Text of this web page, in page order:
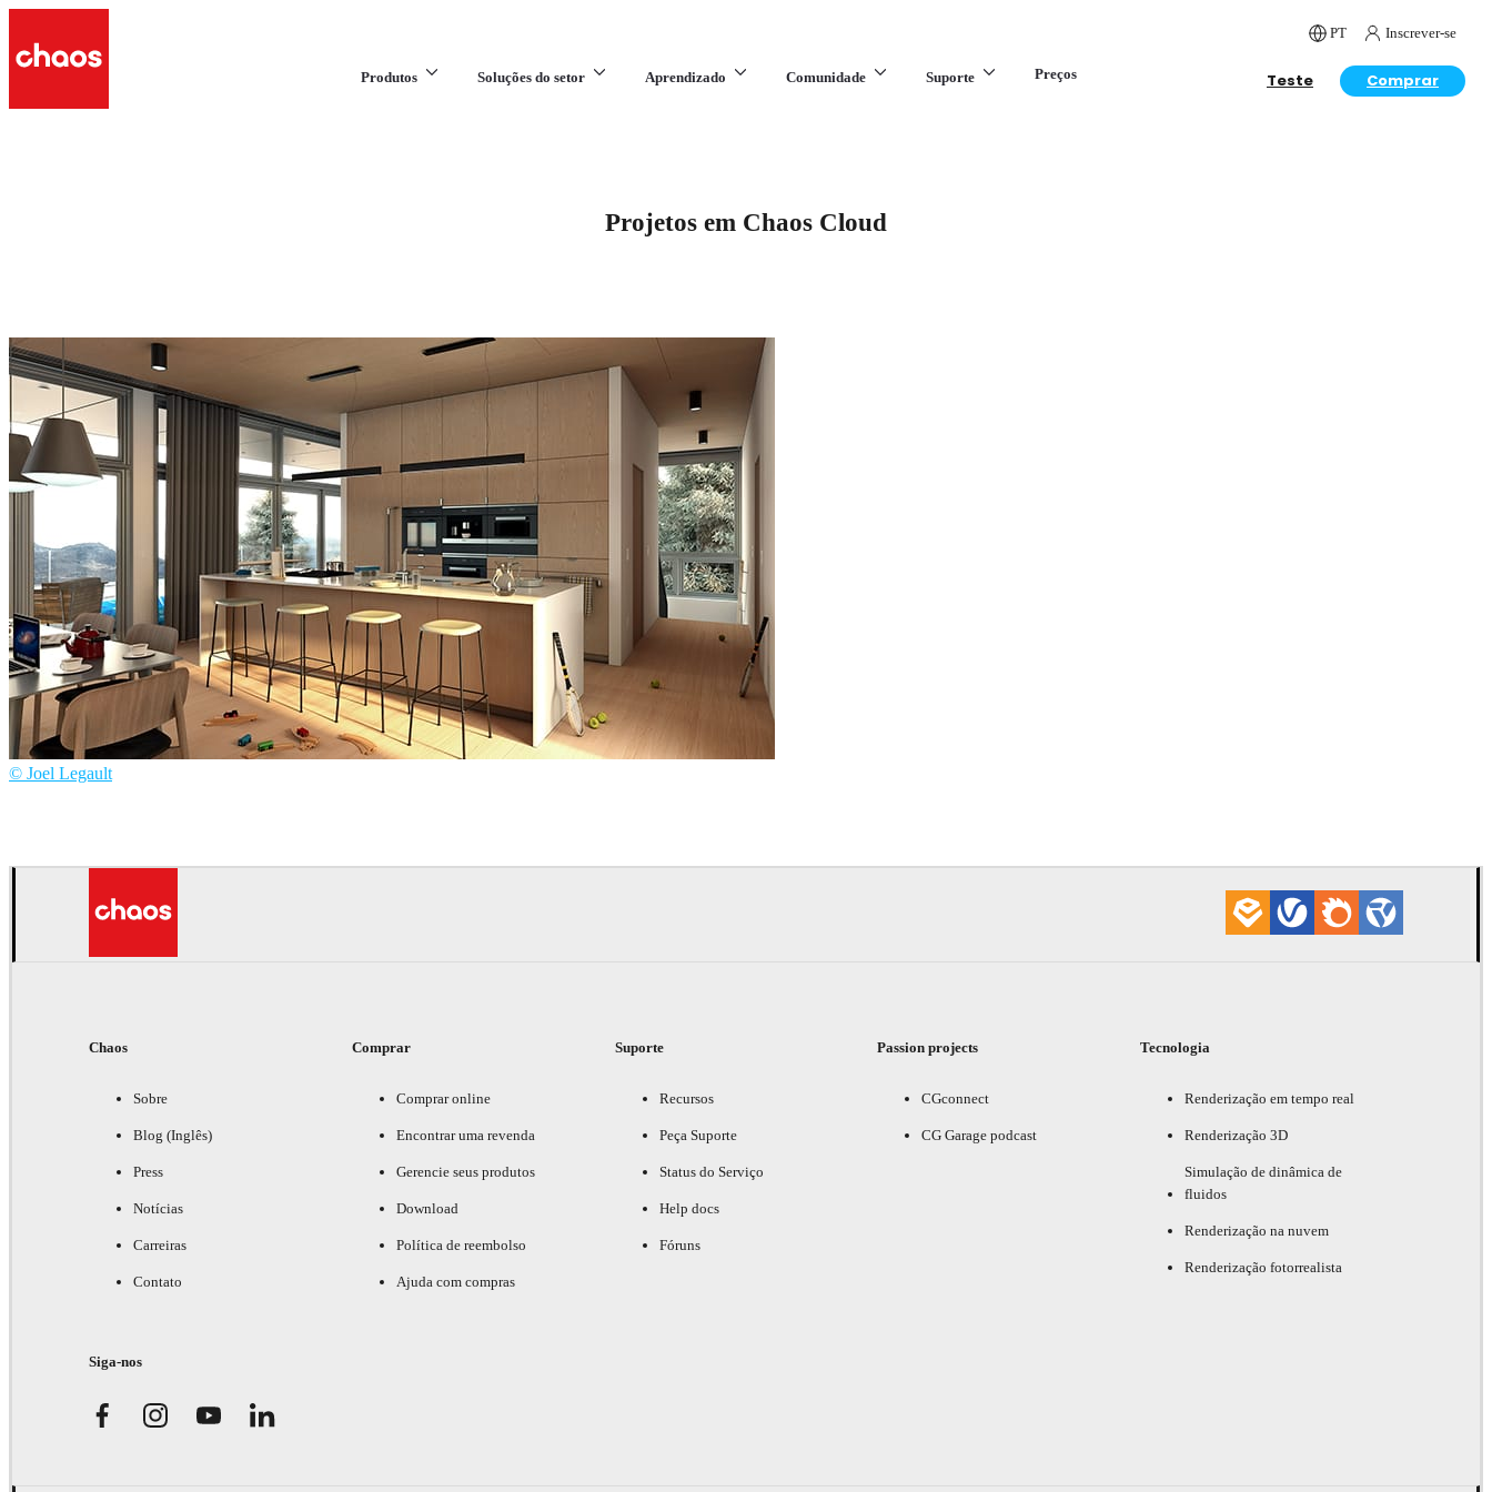
PT Inscrever-se
Produtos Soluções do setor Aprendizado Comunidade Suporte Preços Teste Comprar
Projetos em Chaos Cloud
© Joel Legault
Chaos
Sobre
Blog (Inglês)
Press
Notícias
Carreiras
Contato
Comprar
Comprar online
Encontrar uma revenda
Gerencie seus produtos
Download
Política de reembolso
Ajuda com compras
Suporte
Recursos
Peça Suporte
Status do Serviço
Help docs
Fóruns
Passion projects
CGconnect
CG Garage podcast
Tecnologia
Renderização em tempo real
Renderização 3D
Simulação de dinâmica de
fluidos
Renderização na nuvem
Renderização fotorrealista
Siga-nos